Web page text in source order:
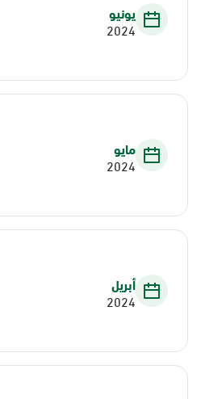
يونيو
2024
مايو
2024
أبريل
2024